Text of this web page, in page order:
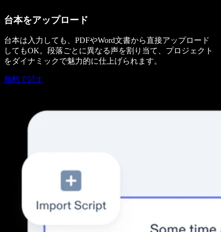
台本をアップロード
台本は入力しても、PDFやWord文書から直接アップロード
してもOK。段落ごとに異なる声を割り当て、プロジェクト
をダイナミックで魅力的に仕上げられます。
無料で試す